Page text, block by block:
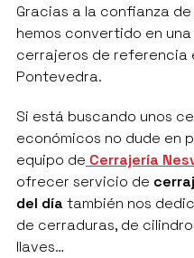
Gracias a la confianza
hemos convertido en
cerrajeros de referencia
Pontevedra.
Si está buscando unos
económicos no dude en
equipo de Cerrajería
ofrecer servicio de
del día también nos
de cerraduras, de
llaves…